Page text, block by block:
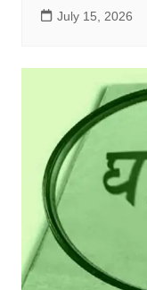
July 15, 2026